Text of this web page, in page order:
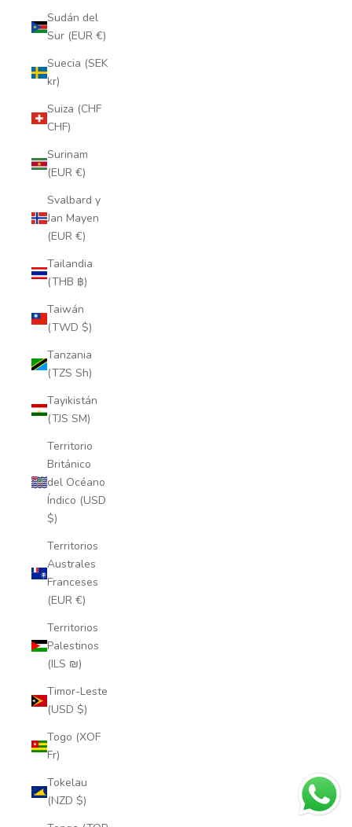
Sudán del
Sur (EUR €)
Suecia (SEK
kr)
Suiza (CHF
CHF)
Surinam
(EUR €)
Svalbard y
Jan Mayen
(EUR €)
Tailandia
(THB ฿)
Taiwán
(TWD $)
Tanzania
(TZS Sh)
Tayikistán
(TJS ЅМ)
Territorio
Británico
del Océano
Índico (USD
$)
Territorios
Australes
Franceses
(EUR €)
Territorios
Palestinos
(ILS ₪)
Timor-Leste
(USD $)
Togo (XOF
Fr)
Tokelau
(NZD $)